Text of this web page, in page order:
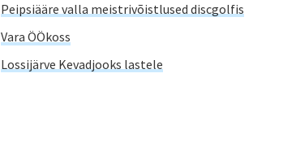
Peipsiääre valla meistrivõistlused discgolfis
Vara ÖÖkoss
Lossijärve Kevadjooks lastele